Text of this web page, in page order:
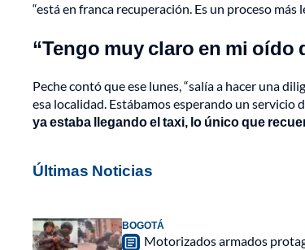
“está en franca recuperación. Es un proceso
“Tengo muy claro en mi oído
Peche contó que ese lunes, “salía a hacer una
esa localidad. Estábamos esperando un servicio
ya estaba llegando el taxi, lo único que
Últimas Noticias
BOGOTÁ
Motorizados armados